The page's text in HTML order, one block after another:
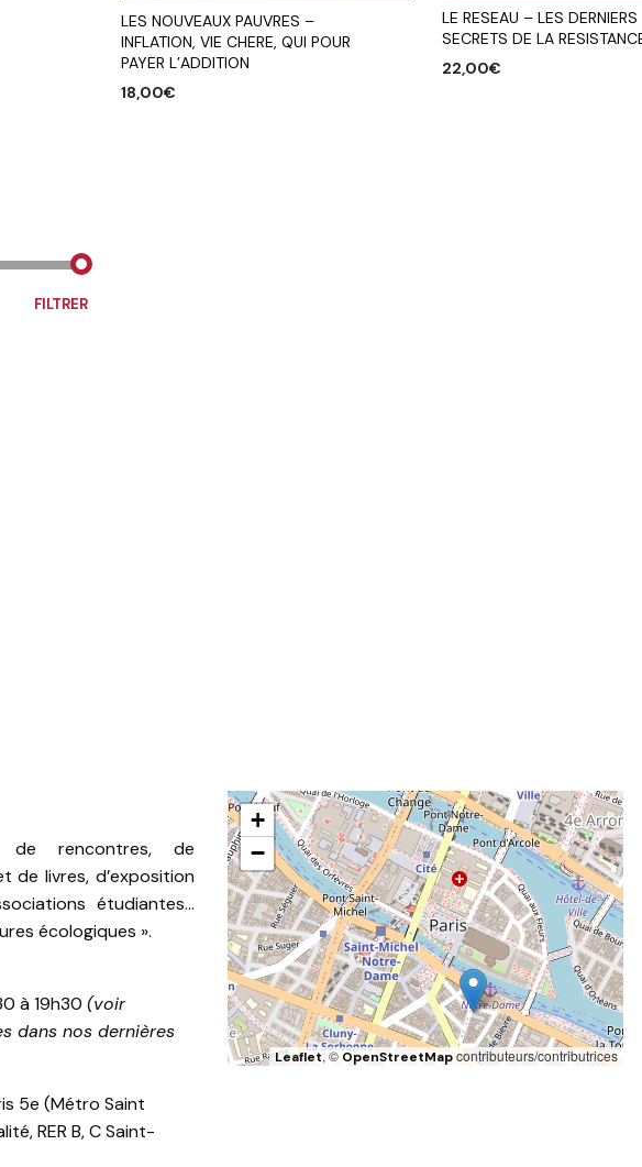
FILTRER
LES NOUVEAUX PAUVRES –
INFLATION, VIE CHERE, QUI POUR
PAYER L’ADDITION
18,00€
LE RESEAU – LES DERNIERS
SECRETS DE LA
22,00€
rencontres, de
de livres, d’exposition
étudiantes…
écologiques ».
à 19h30 (voir
dans nos dernières
5e (Métro Saint
RER B, C Saint-
+
−
Leaflet, ©OpenStreetMapcontributeurs/contributrices